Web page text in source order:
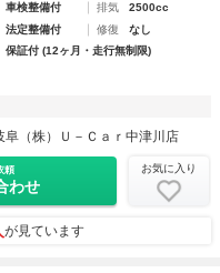
車検整備付 排気
2500cc
法定整備付 修復
なし
保証付 (12ヶ月・走行無制限)
阜（株）Ｕ－Ｃａｒ中津川店
頼
わせ
お気に入り
が見ています